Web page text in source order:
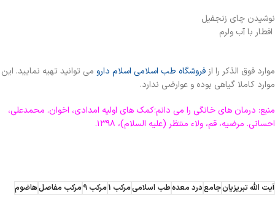
نوشیدن چای زنجفیل
افطار با آب ولرم
موارد فوق الذکر را از فروشگاه طب اسلامی اسلام دارو می توانید تهیه نمایید. این
موارد کاملا گیاهی بوده و عوارضی ندارد.
منبع: درمان های خانگی را می دانم؛کمک های اولیه امدادی، اخوان. محمدعلی،
احسانی. مرضیه، قم، ولاء منتظر (علیه السلام)، ۱۳۹۸.
آیت الله تبریزیانجامعدرد معدهطب اسلامیمرکب 1 مرکب 9 مرکب مفاصلهاضوم